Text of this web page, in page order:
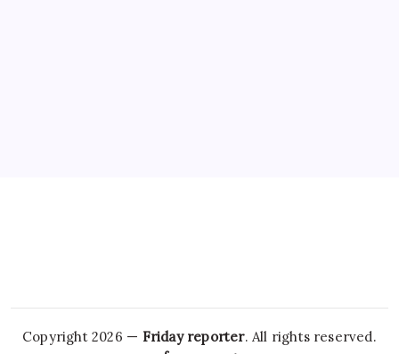
Copyright 2026 — Friday reporter. All rights reserved.